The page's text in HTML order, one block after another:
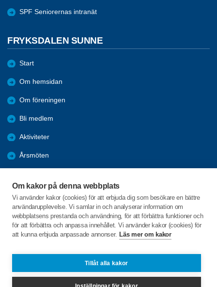
Om kakor på denna webbplats
Vi använder kakor (cookies) för att erbjuda dig som besökare en bättre
användarupplevelse. Vi samlar in och analyserar information om
webbplatsens prestanda och användning, för att förbättra funktioner och
för att förbättra och anpassa innehållet. Vi använder kakor (cookies) för
att kunna erbjuda anpassade annonser. Läs mer om kakor
Tillåt alla kakor
SPF Seniorernas intranät
FRYKSDALEN SUNNE
Start
Om hemsidan
Om föreningen
Bli medlem
Aktiviteter
Årsmöten
Bildgalleri
Dokument
C/o:Inga-Lill Junedahl